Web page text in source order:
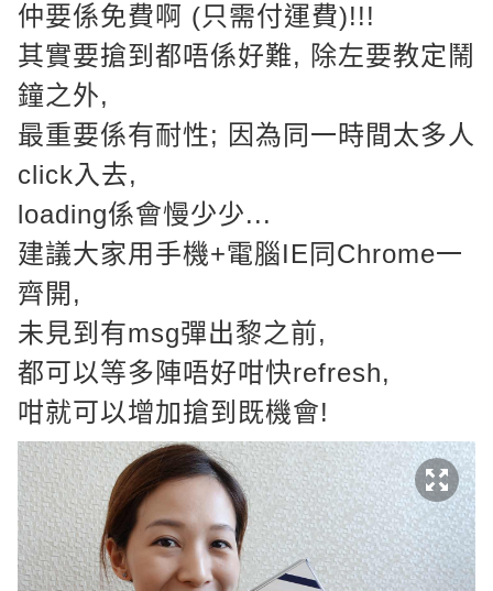
仲要係免費啊 (只需付運費)!!!
其實要搶到都唔係好難, 除左要教定鬧
鐘之外,
最重要係有耐性; 因為同一時間太多人
click入去,
loading係會慢少少...
建議大家用手機+電腦IE同Chrome一
齊開,
未見到有msg彈出黎之前,
都可以等多陣唔好咁快refresh,
咁就可以增加搶到既機會!